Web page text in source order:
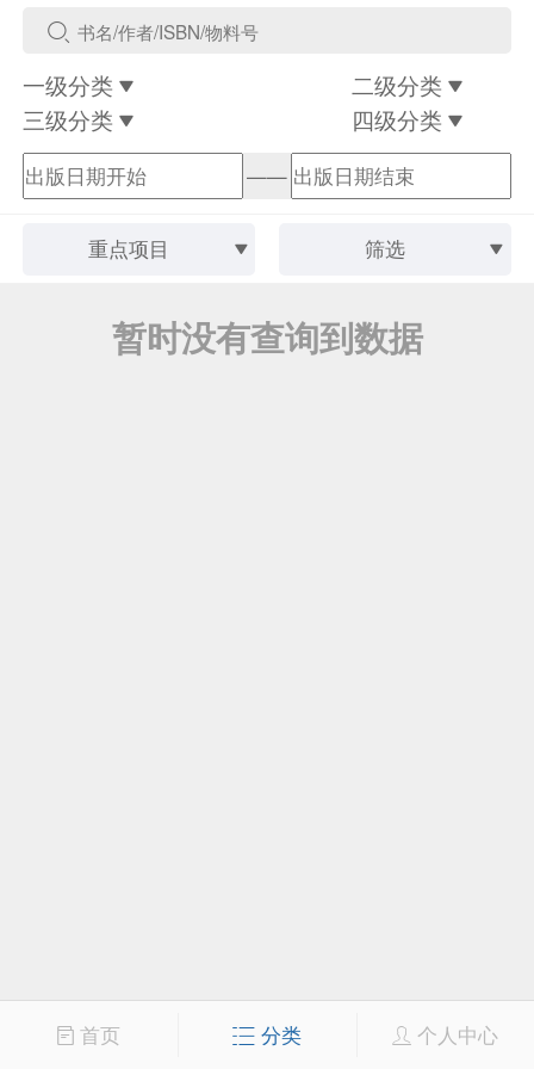
一级分类
二级分类
三级分类
四级分类
——
重点项目 筛选
暂时没有查询到数据
首页 分类 个人中心